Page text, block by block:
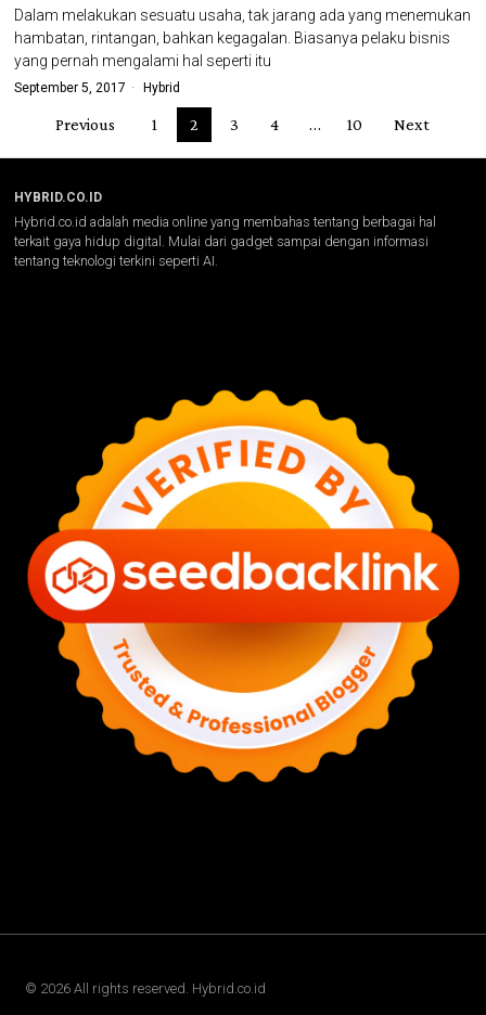
Dalam melakukan sesuatu usaha, tak jarang ada yang menemukan
hambatan, rintangan, bahkan kegagalan. Biasanya pelaku bisnis
yang pernah mengalami hal seperti itu
September 5, 2017 Hybrid
Previous 1 2 3 4 … 10 Next
HYBRID.CO.ID
Hybrid.co.id adalah media online yang membahas tentang berbagai hal
terkait gaya hidup digital. Mulai dari gadget sampai dengan informasi
tentang teknologi terkini seperti AI.
© 2026 All rights reserved. Hybrid.co.id